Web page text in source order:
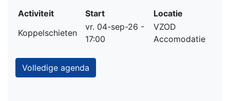
Activiteit Start
Locatie
Koppelschieten
vr. 04-sep-26 -
17:00
VZOD
Accomodatie
Volledige agenda